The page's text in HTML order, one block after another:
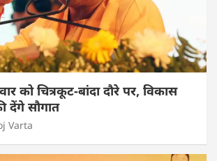
को चित्रकूट-बांदा दौरे पर, विकास
देंगे सौगात
Varta